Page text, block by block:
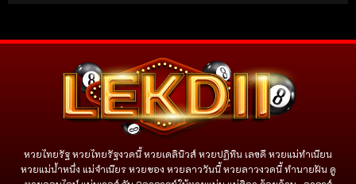
หวยไทยรัฐ หวยไทยรัฐงวดนี้ หวยเดลินิวส์ หวยปฏิทิน เลขดี หวยแม่ทำเนียน
หวยแม่น้ำหนึ่ง แม่จําเนียร หวยซอง หวยลาววันนี้ หวยลาวงวดนี้ ทำนายฝัน ดู